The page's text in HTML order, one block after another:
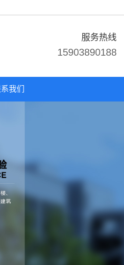
服务热线
15903890188
我们